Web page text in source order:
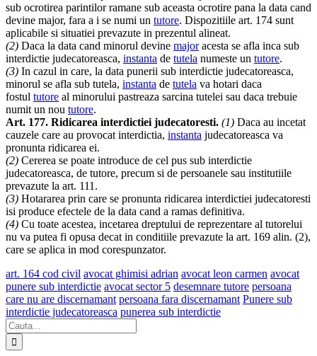
sub ocrotirea parintilor ramane sub aceasta ocrotire pana la data cand
devine major, fara a i se numi un tutore. Dispozitiile art. 174 sunt
aplicabile si situatiei prevazute in prezentul alineat.
(2) Daca la data cand minorul devine majoracesta se afla inca sub
interdictie judecatoreasca, instanta de tutela numeste un tutore.
(3) In cazul in care, la data punerii sub interdictie judecatoreasca,
minorul se afla sub tutela, instanta de tutela va hotari daca
fostul tutore al minorului pastreaza sarcina tutelei sau daca trebuie
numit un nou tutore.
Art. 177. Ridicarea interdictiei judecatoresti. (1) Daca au incetat
cauzele care au provocat interdictia, instanta judecatoreasca va
pronunta ridicarea ei.
(2) Cererea se poate introduce de cel pus sub interdictie
judecatoreasca, de tutore, precum si de persoanele sau institutiile
prevazute la art. 111.
(3) Hotararea prin care se pronunta ridicarea interdictiei judecatoresti
isi produce efectele de la data cand a ramas definitiva.
(4) Cu toate acestea, incetarea dreptului de reprezentare al tutorelui
nu va putea fi opusa decat in conditiile prevazute la art. 169 alin. (2),
care se aplica in mod corespunzator.
art. 164 cod civil avocat ghimisi adrian avocat leon carmen avocat
punere sub interdictie avocat sector 5 desemnare tutore persoana
care nu are discernamant persoana fara discernamant Punere sub
interdictie judecatoreasca punerea sub interdictie